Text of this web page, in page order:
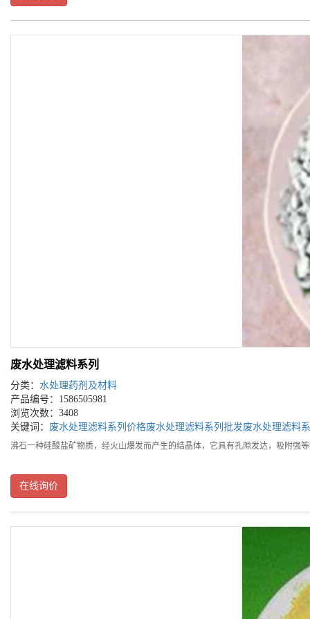
废水处理滤料系列
分类： 水处理药剂及材料
产品编号：1586505981
浏览次数：3408
关键词： 废水处理滤料系列价格废水处理滤料系列批发废水处理滤料
沸石一种硅酸盐矿物质，经火山爆发而产生的结晶体，它具有孔隙发达，吸附强
在线询价